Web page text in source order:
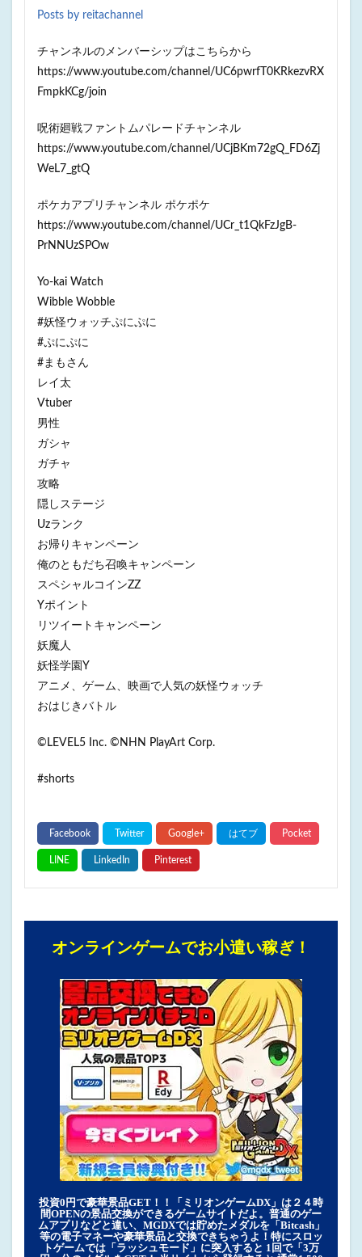
Posts by reitachannel
チャンネルのメンバーシップはこちらから
https://www.youtube.com/channel/UC6pwrfT0KRkezvRX
FmpkKCg/join
呪術廻戦ファントムパレードチャンネル
https://www.youtube.com/channel/UCjBKm72gQ_FD6Zj
WeL7_gtQ
ポケカアプリチャンネル ポケポケ
https://www.youtube.com/channel/UCr_t1QkFzJgB-
PrNNUzSPOw
Yo-kai Watch
Wibble Wobble
#妖怪ウォッチぷにぷに
#ぷにぷに
#まもさん
レイ太
Vtuber
男性
ガシャ
ガチャ
攻略
隠しステージ
Uzランク
お帰りキャンペーン
俺のともだち召喚キャンペーン
スペシャルコインZZ
Yポイント
リツイートキャンペーン
妖魔人
妖怪学園Y
アニメ、ゲーム、映画で人気の妖怪ウォッチ
おはじきバトル
©LEVEL5 Inc. ©NHN PlayArt Corp.
#shorts
オンラインゲームでお小遣い稼ぎ！
投資0円で豪華景品GET！！「ミリオンゲームDX」は２４時
間OPENの景品交換ができるゲームサイトだよ。普通のゲー
ムアプリなどと違い、MGDXでは貯めたメダルを「Bitcash」
等の電子マネーや豪華景品と交換できちゃうよ！特にスロッ
トゲームでは「ラッシュモード」に突入すると 1回で「3万